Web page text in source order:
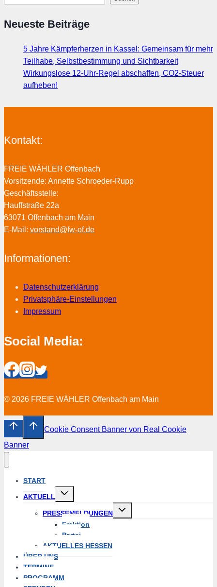
Neueste Beiträge
5 Jahre Kämpferherzen in Kassel: Gemeinsam für mehr
Teilhabe, Selbstbestimmung und Sichtbarkeit
Wirkungslose 12-Uhr-Regel abschaffen, CO2-Steuer
aufheben!
Kontakt:
FREIE WÄHLER Offenbach
Vorsitzende: Annette Schroeder-Rupp
Geschäftsstelle:
Hauffstraße 22a
63071 Offenbach am Main
E-Mail: vorstand@fw-of.de
Informationen:
Datenschutzerklärung
Privatsphäre-Einstellungen
Impressum
Social Media:
© 2026 FREIE WÄHLER Offenbach am Main
Cookie Consent Banner von Real Cookie
Banner
START
AKTUELL
Untermenü
PRESSEMELDUNGEN
Untermenü
Fraktion
Partei
AKTUELLES HESSEN
ÜBER UNS
TERMINE
PROGRAMM